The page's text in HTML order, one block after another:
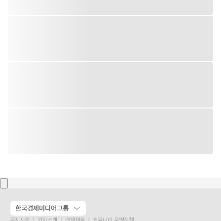
한국경제미디어그룹